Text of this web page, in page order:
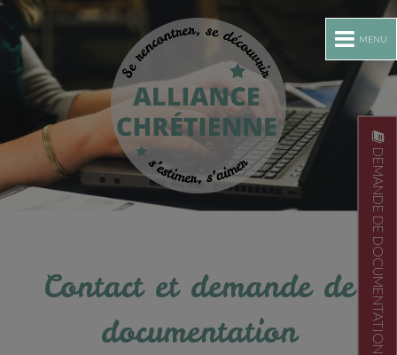
MENU
DEMANDE DE DOCUMENTATION
Contact et demande de
documentation